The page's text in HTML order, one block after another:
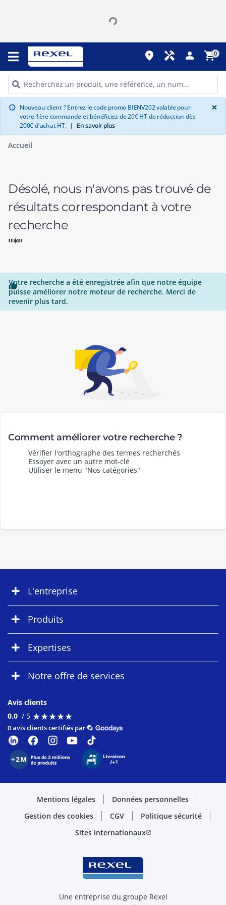
place handyman person shopping_cart0
info Nouveau client ? Entrez le code promo BIENV202 valable pour
votre 1ère commande et bénéficiez de 20€ HT de réduction dès
200€ d'achat HT. | En savoir plus
×
Accueil
Désolé, nous n'avons pas trouvé de
résultats correspondant à votre
recherche
"*"

Votre recherche a été enregistrée afin que notre équipe
puisse améliorer notre moteur de recherche. Merci de
revenir plus tard.
Comment améliorer votre recherche ?
Vérifier l'orthographe des termes recherchés
Essayer avec un autre mot-clé
Utiliser le menu "Nos catégories"
L'entreprise
Produits
Expertises
Notre offre de services
Avis clients
0.0 / 5 ★★★★★
★★★★★
0 avis clients certifiés par
Mentions légales
Données personnelles
Gestion des cookies
CGV
Politique sécurité
Sites internationauxopen_in_new
Une entreprise du groupe Rexel